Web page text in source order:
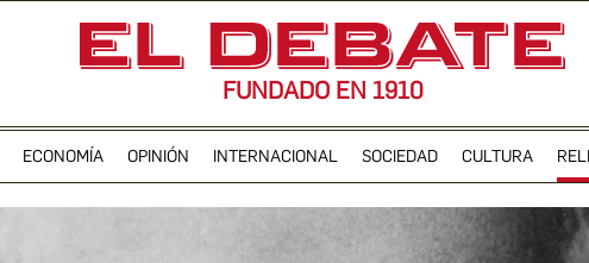
FUNDADO EN 1910
ECONOMÍA OPINIÓN INTERNACIONAL SOCIEDAD CULTURA